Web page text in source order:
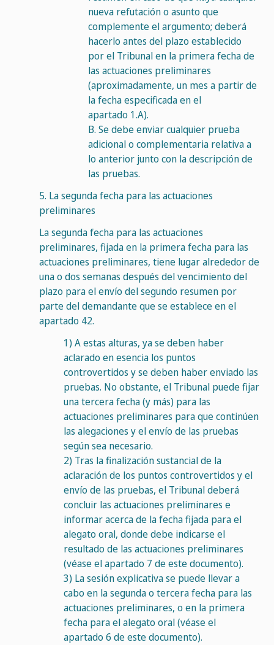
nueva refutación o asunto que
complemente el argumento; deberá
hacerlo antes del plazo establecido
por el Tribunal en la primera fecha de
las actuaciones preliminares
(aproximadamente, un mes a partir de
la fecha especificada en el
apartado 1.A).
B. Se debe enviar cualquier prueba
adicional o complementaria relativa a
lo anterior junto con la descripción de
las pruebas.
5. La segunda fecha para las actuaciones
preliminares
La segunda fecha para las actuaciones
preliminares, fijada en la primera fecha para las
actuaciones preliminares, tiene lugar alrededor de
una o dos semanas después del vencimiento del
plazo para el envío del segundo resumen por
parte del demandante que se establece en el
apartado 42.
1) A estas alturas, ya se deben haber
aclarado en esencia los puntos
controvertidos y se deben haber enviado las
pruebas. No obstante, el Tribunal puede fijar
una tercera fecha (y más) para las
actuaciones preliminares para que continúen
las alegaciones y el envío de las pruebas
según sea necesario.
2) Tras la finalización sustancial de la
aclaración de los puntos controvertidos y el
envío de las pruebas, el Tribunal deberá
concluir las actuaciones preliminares e
informar acerca de la fecha fijada para el
alegato oral, donde debe indicarse el
resultado de las actuaciones preliminares
(véase el apartado 7 de este documento).
3) La sesión explicativa se puede llevar a
cabo en la segunda o tercera fecha para las
actuaciones preliminares, o en la primera
fecha para el alegato oral (véase el
apartado 6 de este documento).